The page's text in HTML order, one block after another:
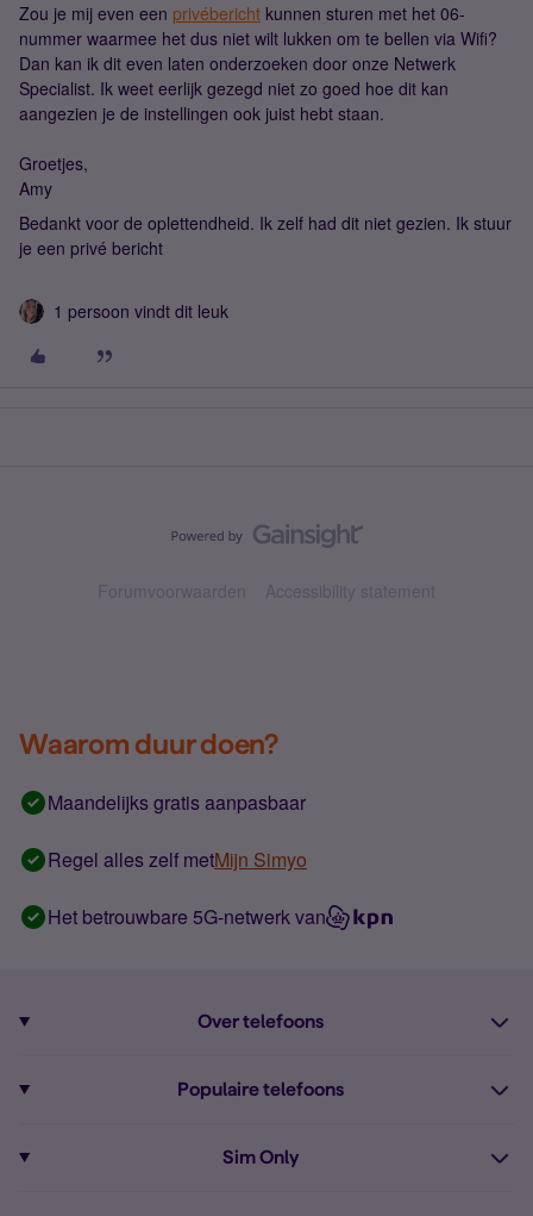
Zou je mij even een privébericht kunnen sturen met het 06-
nummer waarmee het dus niet wilt lukken om te bellen via Wifi?
Dan kan ik dit even laten onderzoeken door onze Netwerk
Specialist. Ik weet eerlijk gezegd niet zo goed hoe dit kan
aangezien je de instellingen ook juist hebt staan.
Groetjes,
Amy
Bedankt voor de oplettendheid. Ik zelf had dit niet gezien. Ik stuur
je een privé bericht
1 persoon vindt dit leuk
Forumvoorwaarden Accessibility statement
Waarom duur doen?
Maandelijks gratis aanpasbaar
Regel alles zelf metMijn Simyo
Het betrouwbare 5G-netwerk van
Over telefoons
Alle telefoons
Populaire telefoons
Sim Only